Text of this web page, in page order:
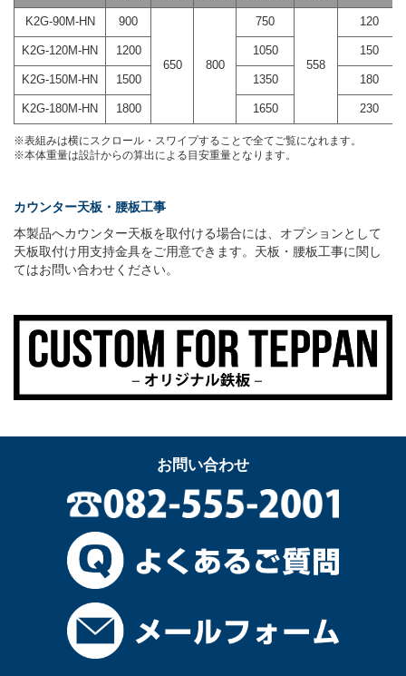
K2G-90M-HN 900
650 800
750
558
120
K2G-120M-HN 1200 1050 150
K2G-150M-HN 1500 1350 180
K2G-180M-HN 1800 1650 230
※表組みは横にスクロール・スワイプすることで全てご覧になれます。
※本体重量は設計からの算出による目安重量となります。
カウンター天板・腰板工事
本製品へカウンター天板を取付ける場合には、オプションとして
天板取付け用支持金具をご用意できます。天板・腰板工事に関し
てはお問い合わせください。
お問い合わせ